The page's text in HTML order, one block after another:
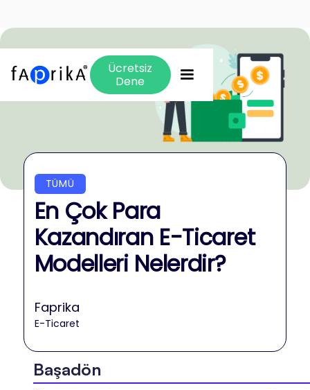
Ücretsiz
Dene
TÜMÜ
En Çok Para
Kazandıran E-Ticaret
Modelleri Nelerdir?
Faprika
E-Ticaret
Başadön